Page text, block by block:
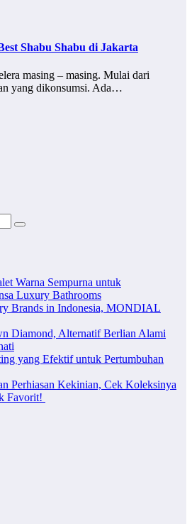
Shabu Shabu di Jakarta
masing – masing. Mulai dari
yang dikonsumsi. Ada…
Warna Sempurna untuk
Luxury Bathrooms
Brands in Indonesia, MONDIAL
Diamond, Alternatif Berlian Alami
yang Efektif untuk Pertumbuhan
Perhiasan Kekinian, Cek Koleksinya
Favorit!